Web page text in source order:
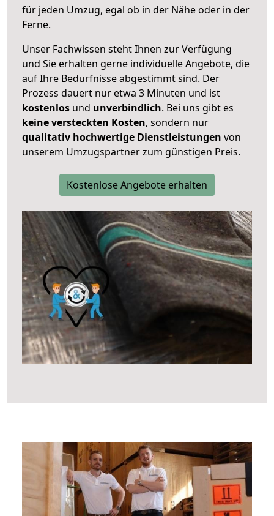
für jeden Umzug, egal ob in der Nähe oder in der
Ferne.
Unser Fachwissen steht Ihnen zur Verfügung
und Sie erhalten gerne individuelle Angebote, die
auf Ihre Bedürfnisse abgestimmt sind. Der
Prozess dauert nur etwa 3 Minuten und ist
kostenlos und unverbindlich. Bei uns gibt es
keine versteckten Kosten, sondern nur
qualitativ hochwertige Dienstleistungen von
unserem Umzugspartner zum günstigen Preis.
Kostenlose Angebote erhalten